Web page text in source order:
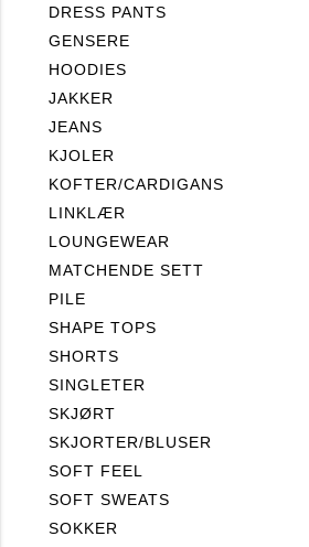
DRESS PANTS
GENSERE
HOODIES
JAKKER
JEANS
KJOLER
KOFTER/CARDIGANS
LINKLÆR
LOUNGEWEAR
MATCHENDE SETT
PILE
SHAPE TOPS
SHORTS
SINGLETER
SKJØRT
SKJORTER/BLUSER
SOFT FEEL
SOFT SWEATS
SOKKER